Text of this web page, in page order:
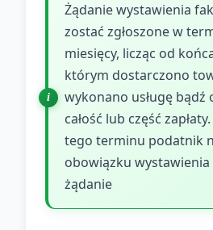
Żądanie wystawienia
zostać zgłoszone w
miesięcy, licząc od
którym dostarczono
wykonano usługę bądź
całość lub część
tego terminu podatnik
obowiązku
żądanie